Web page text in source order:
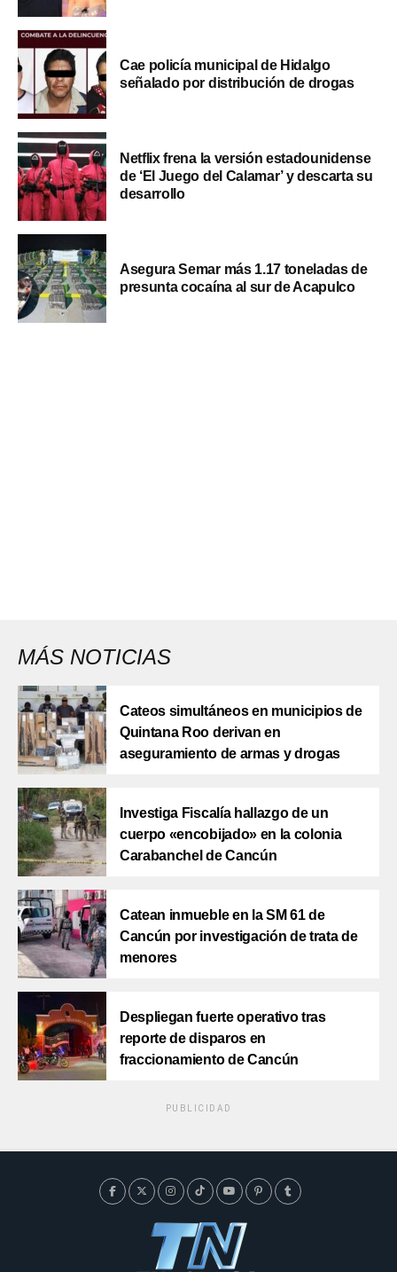
Cae policía municipal de Hidalgo
señalado por distribución de drogas
Netflix frena la versión estadounidense
de ‘El Juego del Calamar’ y descarta su
desarrollo
Asegura Semar más 1.17 toneladas de
presunta cocaína al sur de Acapulco
MÁS NOTICIAS
Cateos simultáneos en municipios de
Quintana Roo derivan en
aseguramiento de armas y drogas
Investiga Fiscalía hallazgo de un
cuerpo «encobijado» en la colonia
Carabanchel de Cancún
Catean inmueble en la SM 61 de
Cancún por investigación de trata de
menores
Despliegan fuerte operativo tras
reporte de disparos en
fraccionamiento de Cancún
PUBLICIDAD